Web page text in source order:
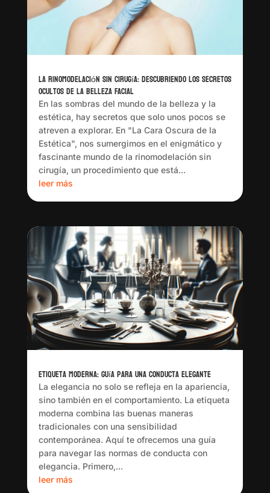
La Rinomodelación Sin Cirugía: Descubriendo los Secretos
Ocultos de la Belleza Facial
En las sombras del mundo de la belleza y la
estética, hay secretos que solo unos pocos se
atreven a explorar. En "La Cara Oscura de la
Estética", nos sumergimos en el enigmático y
fascinante mundo de la rinomodelación sin
cirugía, un procedimiento que está...
leer más
Etiqueta Moderna: Guía para una Conducta Elegante
La elegancia no solo se refleja en la apariencia,
sino también en el comportamiento. La etiqueta
moderna combina las buenas maneras
tradicionales con una sensibilidad
contemporánea. Aquí te ofrecemos una guía
para navegar las normas de conducta con
elegancia. Primero,...
leer más